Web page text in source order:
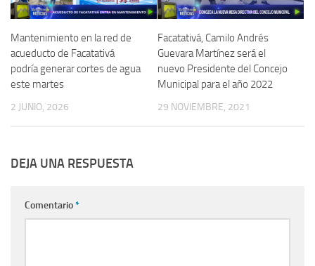
Mantenimiento en la red de
acueducto de Facatativá
podría generar cortes de agua
este martes
2 JUNIO, 2026
Facatativá, Camilo Andrés
Guevara Martínez será el
nuevo Presidente del Concejo
Municipal para el año 2022
29 NOVIEMBRE, 2021
DEJA UNA RESPUESTA
Comentario*